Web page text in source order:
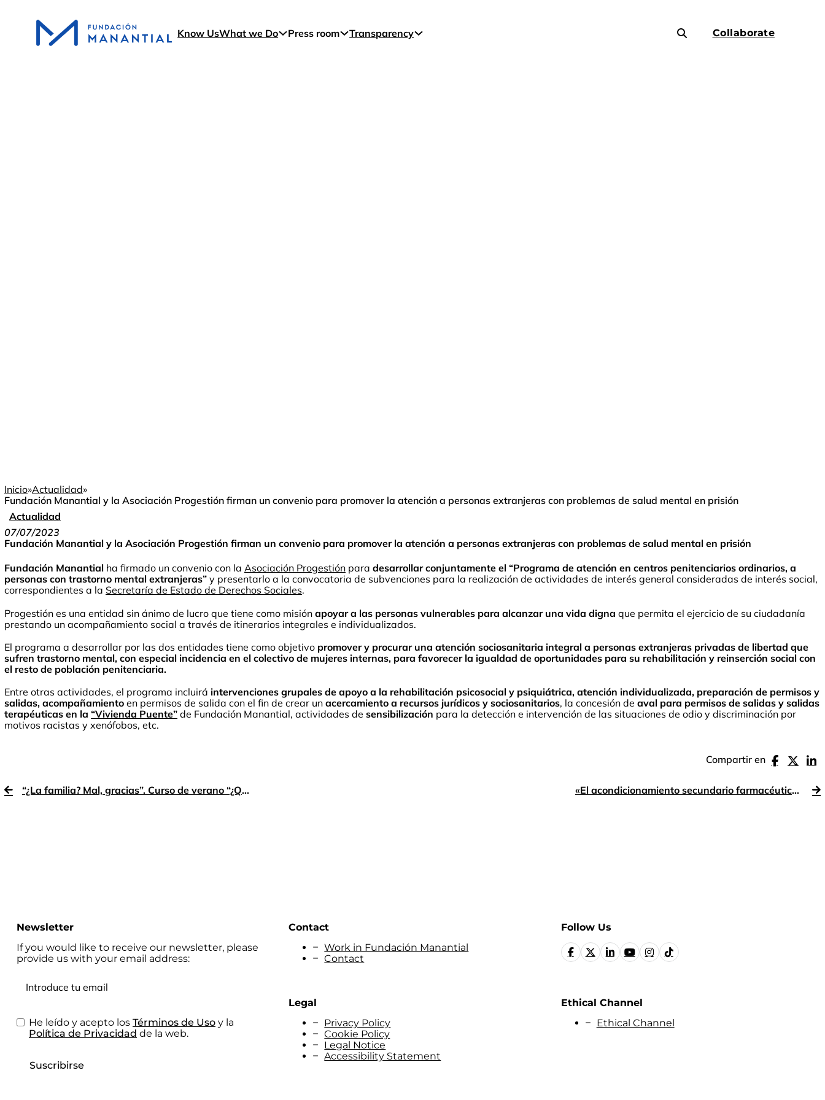
Know UsWhat we Do Press room Transparency Collaborate
Inicio»Actualidad»
Fundación Manantial y la Asociación Progestión firman un convenio para promover la atención a personas extranjeras con problemas de salud mental en prisión
Actualidad
07/07/2023
Fundación Manantial y la Asociación Progestión firman un convenio para promover la atención a personas extranjeras con problemas de salud mental en prisión
Fundación Manantial ha firmado un convenio con la Asociación Progestión para desarrollar conjuntamente el “Programa de atención en centros penitenciarios ordinarios, a
personas con trastorno mental extranjeras” y presentarlo a la convocatoria de subvenciones para la realización de actividades de interés general consideradas de interés social,
correspondientes a la Secretaría de Estado de Derechos Sociales.
Progestión es una entidad sin ánimo de lucro que tiene como misión apoyar a las personas vulnerables para alcanzar una vida digna que permita el ejercicio de su ciudadanía
prestando un acompañamiento social a través de itinerarios integrales e individualizados.
El programa a desarrollar por las dos entidades tiene como objetivo promover y procurar una atención sociosanitaria integral a personas extranjeras privadas de libertad que
sufren trastorno mental, con especial incidencia en el colectivo de mujeres internas, para favorecer la igualdad de oportunidades para su rehabilitación y reinserción social con
el resto de población penitenciaria.
Entre otras actividades, el programa incluirá intervenciones grupales de apoyo a la rehabilitación psicosocial y psiquiátrica, atención individualizada, preparación de permisos y
salidas, acompañamiento en permisos de salida con el fin de crear un acercamiento a recursos jurídicos y sociosanitarios, la concesión de aval para permisos de salidas y salidas
terapéuticas en la “Vivienda Puente” de Fundación Manantial, actividades de sensibilización para la detección e intervención de las situaciones de odio y discriminación por
motivos racistas y xenófobos, etc.
Compartir en
“¿La familia? Mal, gracias”. Curso de verano “¿Qué es la familia?” de Fundación Manantial «El acondicionamiento secundario farmacéutico inclusivo y sostenible» – Manantial Integra Farma en Farmaespaña Industria
Newsletter
If you would like to receive our newsletter, please
provide us with your email address:
He leído y acepto los Términos de Uso y la
Política de Privacidad de la web.
Suscribirse
Contact
Work in Fundación Manantial
Contact
Legal
Privacy Policy
Cookie Policy
Legal Notice
Accessibility Statement
Follow Us
Ethical Channel
Ethical Channel